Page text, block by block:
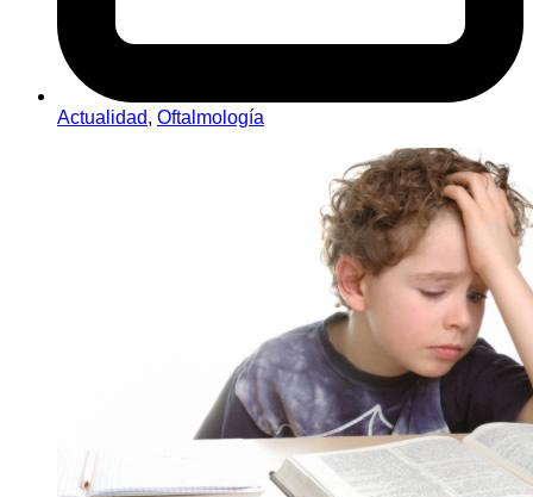
Actualidad, Oftalmología